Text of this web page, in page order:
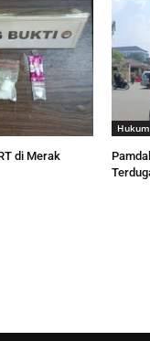
di Merak